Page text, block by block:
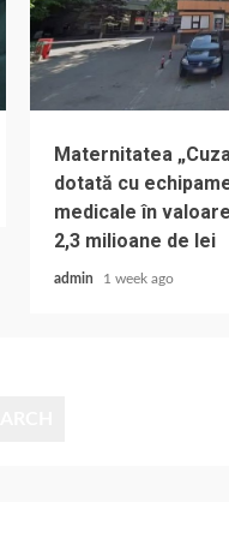
Maternitatea
dotată cu
medicale în
2,3 milioane de lei
admin 1 week ago